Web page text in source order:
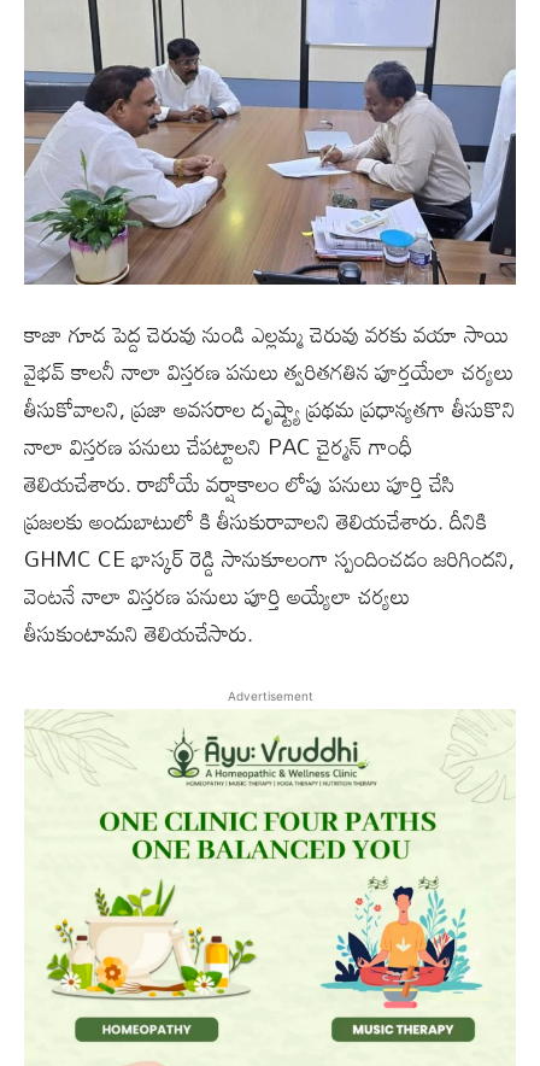
కాజా గూడ పెద్ద చెరువు నుండి ఎల్లమ్మ చెరువు వరకు వయా సాయి
వైభవ్ కాలనీ నాలా విస్తరణ పనులు త్వరితగతిన పూర్తయేలా చర్యలు
తీసుకోవాలని, ప్రజా అవసరాల దృష్ట్యా ప్రథమ ప్రధాన్యతగా తీసుకొని
నాలా విస్తరణ పనులు చేపట్టాలని PAC చైర్మన్ గాంధీ
తెలియచేశారు. రాబోయే వర్షాకాలం లోపు పనులు పూర్తి చేసి
ప్రజలకు అందుబాటులో కి తీసుకురావాలని తెలియచేశారు. దీనికి
GHMC CE భాస్కర్ రెడ్డి సానుకూలంగా స్పందించడం జరిగింద‌ని,
వెంటనే నాలా విస్తరణ పనులు పూర్తి అయ్యేలా చర్యలు
తీసుకుంటామని తెలియచేసారు.
Advertisement